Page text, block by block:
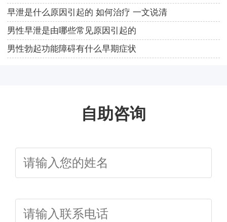
早泄是什么原因引起的 如何治疗 一文说清
男性早泄是由哪些常见原因引起的
男性勃起功能障碍有什么早期症状
自助咨询